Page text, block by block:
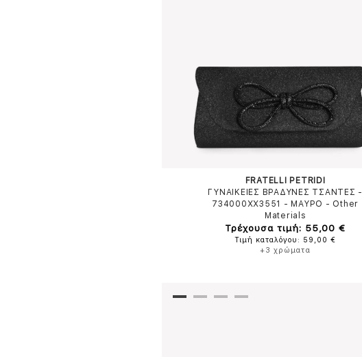
FRATELLI PETRIDI
ΓΥΝΑΙΚΕΙΕΣ ΒΡΑΔΥΝΕΣ ΤΣΑΝΤΕΣ -
734000XX3551
- ΜΑΥΡΟ - Other
Materials
Τρέχουσα τιμή: 55,00 €
Τιμή καταλόγου: 59,00 €
+3 χρώματα